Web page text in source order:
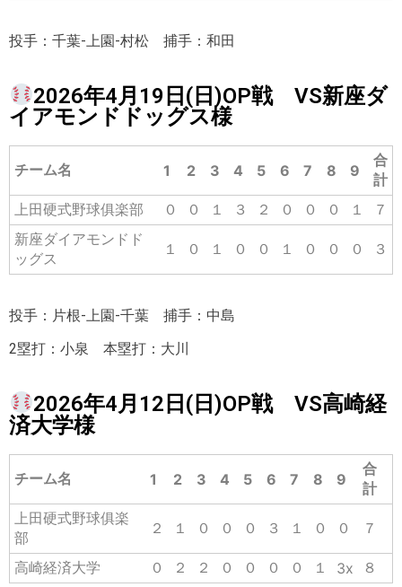
投手：千葉-上園-村松 捕手：和田
2026年4月19日(日)OP戦 VS新座ダ
イアモンドドッグス様
チーム名 1 2 3 4 5 6 7 8 9
合
計
上田硬式野球俱楽部
０ ０ １ ３ ２ ０ ０ ０ １
７
新座ダイアモンドド
ッグス
１ ０ １ ０ ０ １ ０ ０ ０ ３
投手：片根-上園-千葉 捕手：中島
2塁打：小泉 本塁打：大川
2026年4月12日(日)OP戦 VS高崎経
済大学様
チーム名 1 2 3 4 5 6 7 8 9
合
計
上田硬式野球俱楽
部
２ １ ０ ０ ０ ３ １ ０ ０ ７
高崎経済大学 ０ ２ ２ ０ ０ ０ ０ １ 3x ８